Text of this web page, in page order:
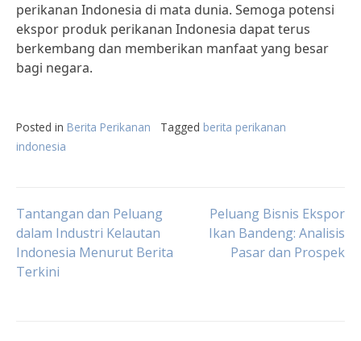
perikanan Indonesia di mata dunia. Semoga potensi
ekspor produk perikanan Indonesia dapat terus
berkembang dan memberikan manfaat yang besar
bagi negara.
Posted in Berita Perikanan Tagged berita perikanan
indonesia
Post
navigation
Tantangan dan Peluang
dalam Industri Kelautan
Indonesia Menurut Berita
Terkini
Peluang Bisnis Ekspor
Ikan Bandeng: Analisis
Pasar dan Prospek